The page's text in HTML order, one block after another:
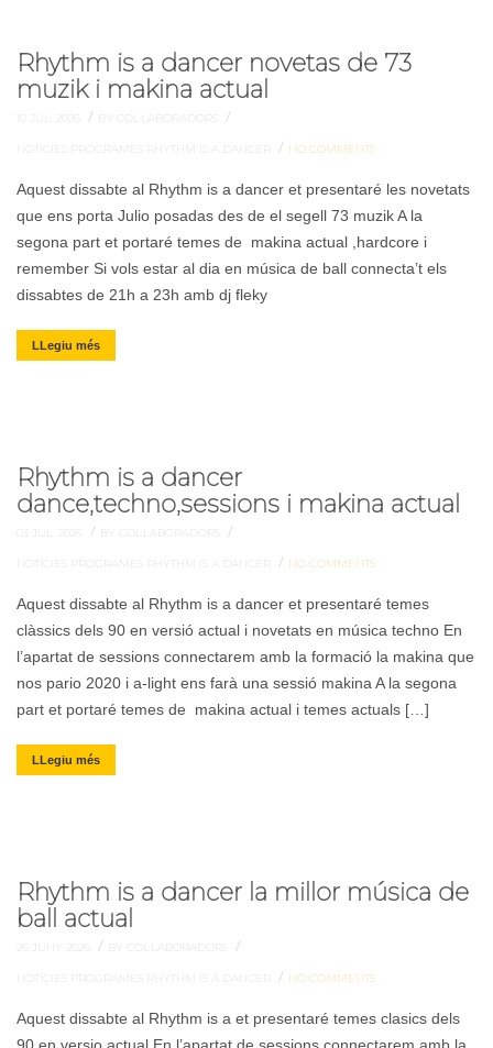
Rhythm is a dancer novetas de 73
muzik i makina actual
/ BY COL·LABORADORS /
NOTÍCIES PROGRAMES RHYTHM IS A DANCER / NO COMMENTS
Aquest dissabte al Rhythm is a dancer et presentaré les novetats
que ens porta Julio posadas des de el segell 73 muzik A la
segona part et portaré temes de makina actual ,hardcore i
remember Si vols estar al dia en música de ball connecta’t els
dissabtes de 21h a 23h amb dj fleky
LLegiu més
Rhythm is a dancer
dance,techno,sessions i makina actual
/ BY COL·LABORADORS /
NOTÍCIES PROGRAMES RHYTHM IS A DANCER / NO COMMENTS
Aquest dissabte al Rhythm is a dancer et presentaré temes
clàssics dels 90 en versió actual i novetats en música techno En
l’apartat de sessions connectarem amb la formació la makina que
nos pario 2020 i a-light ens farà una sessió makina A la segona
part et portaré temes de makina actual i temes actuals […]
LLegiu més
Rhythm is a dancer la millor música de
ball actual
26 JUNY 2026 / BY COL·LABORADORS /
NOTÍCIES PROGRAMES RHYTHM IS A DANCER / NO COMMENTS
Aquest dissabte al Rhythm is a et presentaré temes clasics dels